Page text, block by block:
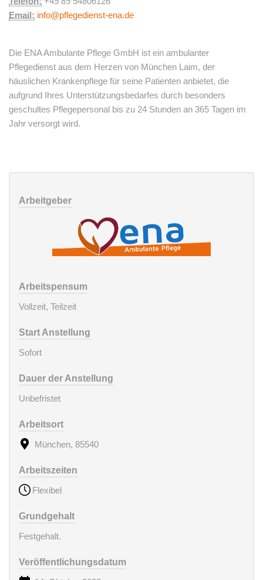
Email: info@pflegedienst-ena.de
Die ENA Ambulante Pflege GmbH ist ein ambulanter
Pflegedienst aus dem Herzen von München Laim, der
häuslichen Krankenpflege für seine Patienten anbietet, die
aufgrund Ihres Unterstützungsbedarfes durch besonders
geschultes Pflegepersonal bis zu 24 Stunden an 365 Tagen im
Jahr versorgt wird.
Arbeitgeber
Arbeitspensum
Vollzeit, Teilzeit
Start Anstellung
Sofort
Dauer der Anstellung
Unbefristet
Arbeitsort
München, 85540
Arbeitszeiten
Flexibel
Grundgehalt
Festgehalt.
Veröffentlichungsdatum